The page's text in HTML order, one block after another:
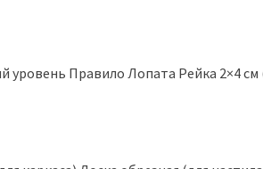
Правило Лопата Рейка 2×4 см